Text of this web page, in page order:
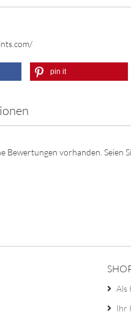
pin it
Bewertungen vorhanden. Seien
Als
Ihr